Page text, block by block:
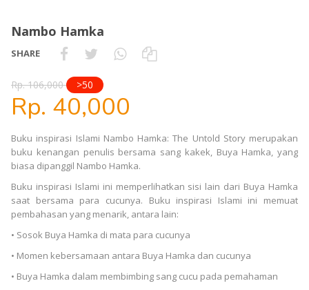
Nambo Hamka
SHARE
Rp. 106,000 >50
Rp. 40,000
Buku inspirasi Islami Nambo Hamka: The Untold Story merupakan
buku kenangan penulis bersama sang kakek, Buya Hamka, yang
biasa dipanggil Nambo Hamka.
Buku inspirasi Islami ini memperlihatkan sisi lain dari Buya Hamka
saat bersama para cucunya. Buku inspirasi Islami ini memuat
pembahasan yang menarik, antara lain:
• Sosok Buya Hamka di mata para cucunya
• Momen kebersamaan antara Buya Hamka dan cucunya
• Buya Hamka dalam membimbing sang cucu pada pemahaman